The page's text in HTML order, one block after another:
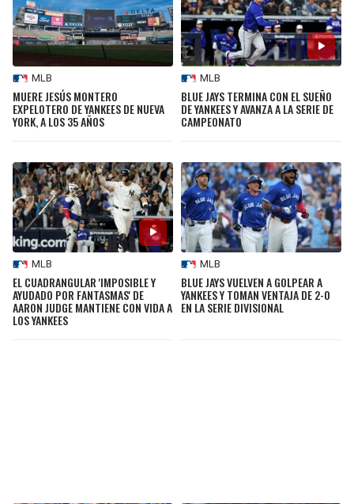
MLB
MUERE JESÚS MONTERO
EXPELOTERO DE YANKEES DE NUEVA
YORK, A LOS 35 AÑOS
MLB
BLUE JAYS TERMINA CON EL SUEÑO
DE YANKEES Y AVANZA A LA SERIE DE
CAMPEONATO
MLB
EL CUADRANGULAR 'IMPOSIBLE Y
AYUDADO POR FANTASMAS' DE
AARON JUDGE MANTIENE CON VIDA A
LOS YANKEES
MLB
BLUE JAYS VUELVEN A GOLPEAR A
YANKEES Y TOMAN VENTAJA DE 2-0
EN LA SERIE DIVISIONAL